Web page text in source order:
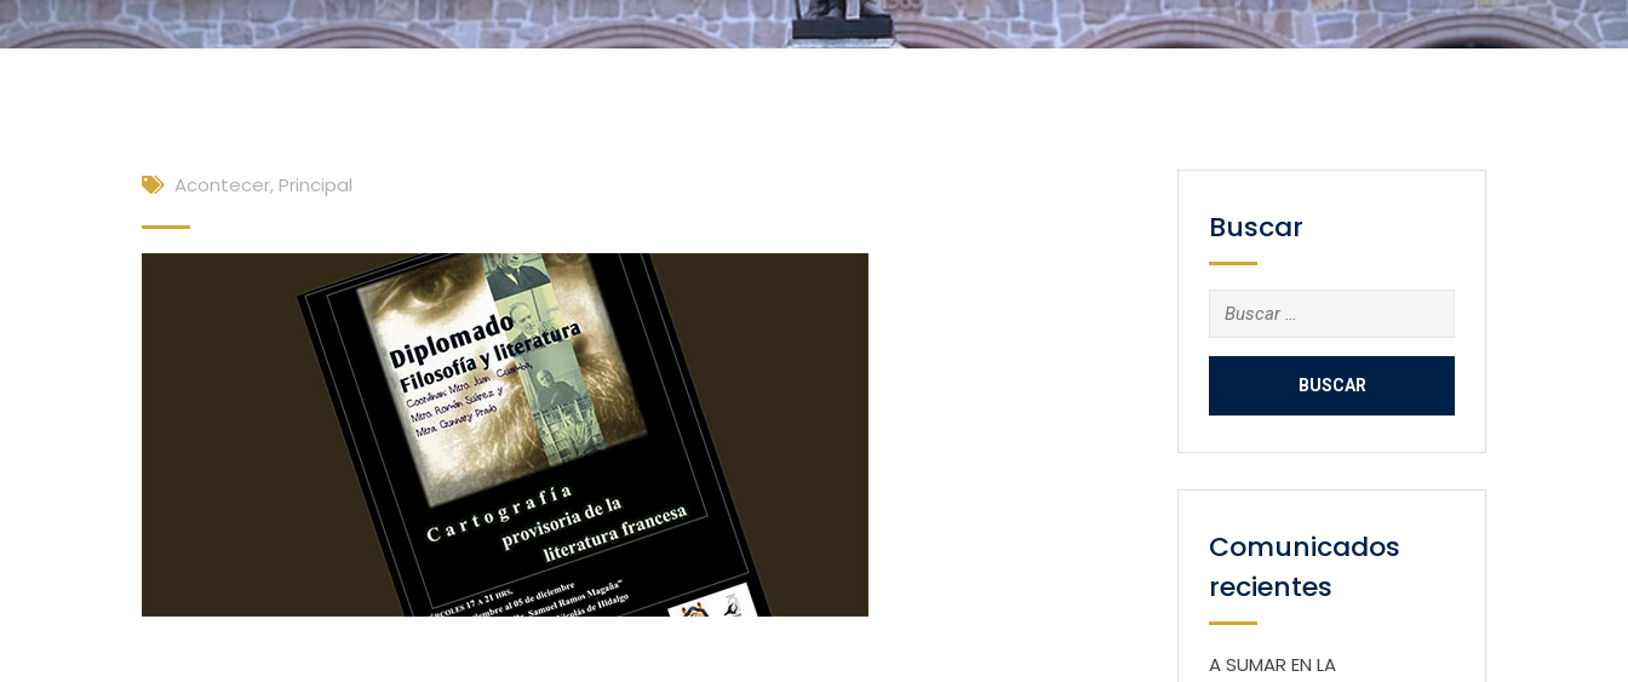
Acontecer, Principal
Buscar
Buscar:
Comunicados
recientes
A SUMAR EN LA